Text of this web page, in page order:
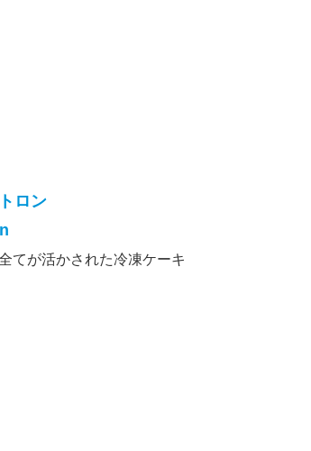
ロン
てが活かされた冷凍ケーキ